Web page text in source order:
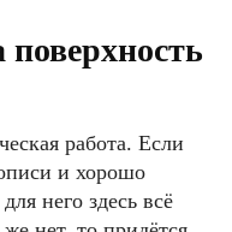
поверхность
работа. Если
и хорошо
него здесь всё